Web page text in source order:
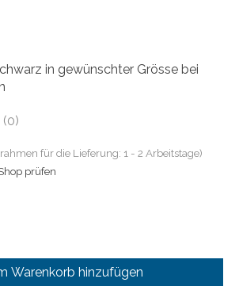
in gewünschter Grösse bei
Produkts ist
(0)
für die Lieferung: 1 - 2 Arbeitstage)
prüfen
Warenkorb hinzufügen